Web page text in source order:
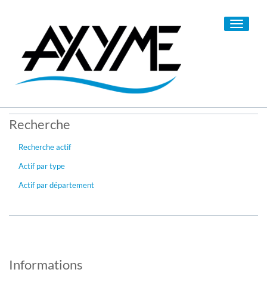
Toggle
Recherche
Recherche actif
Actif par type
Actif par département
Informations